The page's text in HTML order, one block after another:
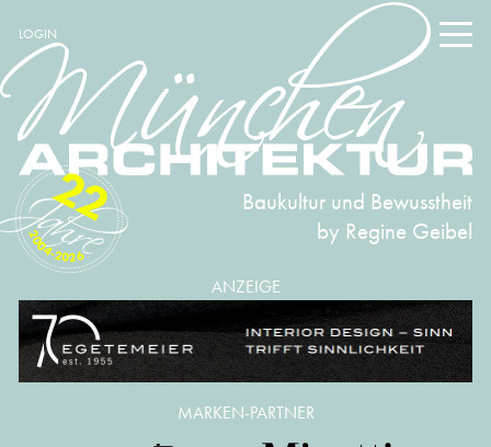
LOGIN
Baukultur und Bewusstheit
by Regine Geibel
2004-2026
22
ANZEIGE